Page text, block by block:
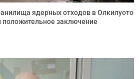
ядерных отходов в Олкилуото
положительное заключение